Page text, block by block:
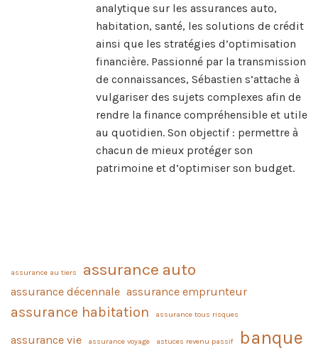
analytique sur les assurances auto,
habitation, santé, les solutions de crédit
ainsi que les stratégies d’optimisation
financière. Passionné par la transmission
de connaissances, Sébastien s’attache à
vulgariser des sujets complexes afin de
rendre la finance compréhensible et utile
au quotidien. Son objectif : permettre à
chacun de mieux protéger son
patrimoine et d’optimiser son budget.
assurance au tiers assurance auto
assurance décennale assurance emprunteur
assurance habitation assurance tous risques
assurance vie assurance voyage astuces revenu passif banque